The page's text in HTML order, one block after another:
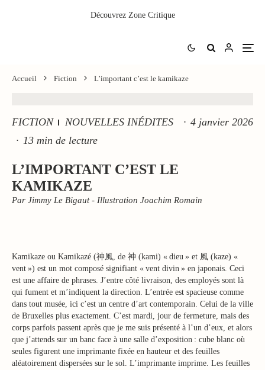
Découvrez Zone Critique
Accueil Fiction L’important c’est le kamikaze
FICTION NOUVELLES INÉDITES · 4 janvier 2026
· 13 min de lecture
L’IMPORTANT C’EST LE
KAMIKAZE
Par Jimmy Le Bigaut - Illustration Joachim Romain
Kamikaze ou Kamikazé (神風, de 神 (kami) « dieu » et 風 (kaze) «
vent ») est un mot composé signifiant « vent divin » en japonais. Ceci
est une affaire de phrases. J’entre côté livraison, des employés sont là
qui fument et m’indiquent la direction. L’entrée est spacieuse comme
dans tout musée, ici c’est un centre d’art contemporain. Celui de la ville
de Bruxelles plus exactement. C’est mardi, jour de fermeture, mais des
corps parfois passent après que je me suis présenté à l’un d’eux, et alors
que j’attends sur un banc face à une salle d’exposition : cube blanc où
seules figurent une imprimante fixée en hauteur et des feuilles
aléatoirement dispersées sur le sol. L’imprimante imprime. Les feuilles